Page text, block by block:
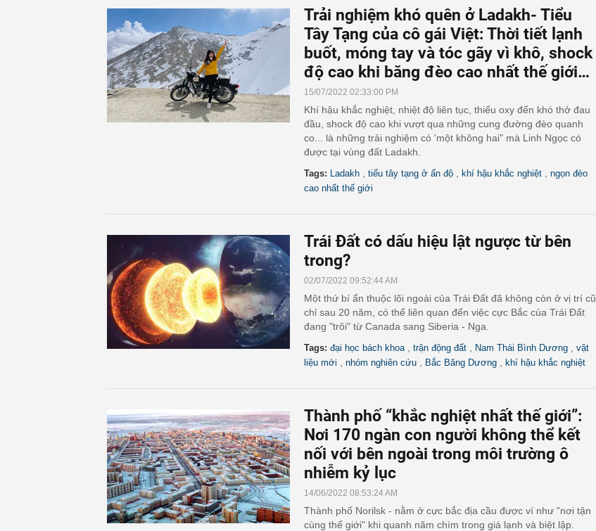
Trải nghiệm khó quên ở Ladakh- Tiểu
Tây Tạng của cô gái Việt: Thời tiết lạnh
buốt, móng tay và tóc gãy vì khô, shock
độ cao khi băng đèo cao nhất thế giới…
15/07/2022 02:33:00 PM
Khí hậu khắc nghiệt, nhiệt độ liên tục, thiếu oxy đến khó thở đau
đầu, shock độ cao khi vượt qua những cung đường đèo quanh
co... là những trải nghiệm có 'một không hai" mà Linh Ngọc có
được tại vùng đất Ladakh.
Tags: Ladakh tiểu tây tạng ở ấn độ khí hậu khắc nghiệt
ngọn đèo
cao nhất thế giới
Trái Đất có dấu hiệu lật ngược từ bên
trong?
02/07/2022 09:52:44 AM
Một thứ bí ẩn thuộc lõi ngoài của Trái Đất đã không còn ở vị trí cũ
chỉ sau 20 năm, có thể liên quan đến việc cực Bắc của Trái Đất
đang "trôi" từ Canada sang Siberia - Nga.
Tags: đại học bách khoa trận động đất Nam Thái Bình Dương
vật
liệu mới
nhóm nghiên cứu Bắc Băng Dương khí hậu khắc nghiệt
Thành phố “khắc nghiệt nhất thế giới”:
Nơi 170 ngàn con người không thể kết
nối với bên ngoài trong môi trường ô
nhiễm kỷ lục
14/06/2022 08:53:24 AM
Thành phố Norilsk - nằm ở cực bắc địa cầu được ví như "nơi tận
cùng thế giới" khi quanh năm chìm trong giá lạnh và biệt lập.